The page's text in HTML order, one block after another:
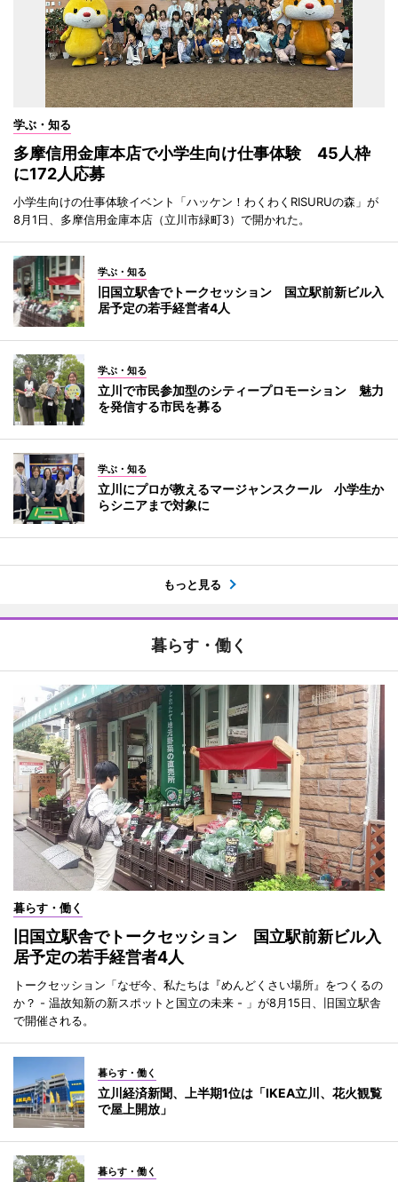
学ぶ・知る
多摩信用金庫本店で小学生向け仕事体験 45人枠
に172人応募
小学生向けの仕事体験イベント「ハッケン！わくわくRISURUの森」が
8月1日、多摩信用金庫本店（立川市緑町3）で開かれた。
学ぶ・知る
旧国立駅舎でトークセッション 国立駅前新ビル入
居予定の若手経営者4人
学ぶ・知る
立川で市民参加型のシティープロモーション 魅力
を発信する市民を募る
学ぶ・知る
立川にプロが教えるマージャンスクール 小学生か
らシニアまで対象に
もっと見る
暮らす・働く
暮らす・働く
旧国立駅舎でトークセッション 国立駅前新ビル入
居予定の若手経営者4人
トークセッション「なぜ今、私たちは『めんどくさい場所』をつくるの
か？ - 温故知新の新スポットと国立の未来 - 」が8月15日、旧国立駅舎
で開催される。
暮らす・働く
立川経済新聞、上半期1位は「IKEA立川、花火観覧
で屋上開放」
暮らす・働く